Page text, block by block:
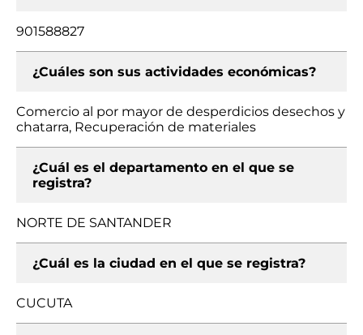
901588827
¿Cuáles son sus actividades económicas?
Comercio al por mayor de desperdicios desechos y
chatarra, Recuperación de materiales
¿Cuál es el departamento en el que se
registra?
NORTE DE SANTANDER
¿Cuál es la ciudad en el que se registra?
CUCUTA